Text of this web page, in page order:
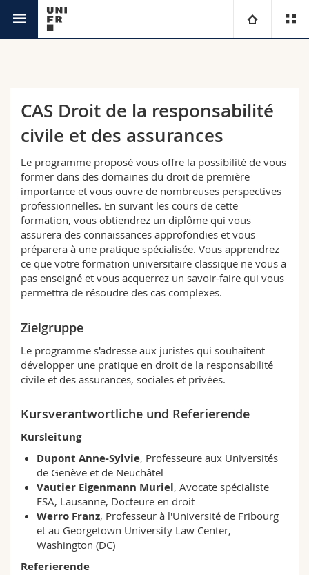
Campus
Forschung
Universität
Weiterbildung
Theologische Fak.
Rechtswissenschaftliche Fak.
Wirtschafts- und Sozialwissenschaftliche Fak.
Philosophische Fak.
Fak. für Erziehungs- und Bildungswissenschaften
Interfakultär
Informationen für
Studieninteressierte
Studierende
Medien
Forschende
Doktorierende
Ressourcen
Personenverzeichnis
Ortsplan
Bibliotheken
Webmail
Vorlesungsverzeichnis
CAS Droit de la responsabilité
civile et des assurances
Le programme proposé vous offre la possibilité de vous
former dans des domaines du droit de première
importance et vous ouvre de nombreuses perspectives
professionnelles. En suivant les cours de cette
formation, vous obtiendrez un diplôme qui vous
assurera des connaissances approfondies et vous
préparera à une pratique spécialisée. Vous apprendrez
ce que votre formation universitaire classique ne vous a
pas enseigné et vous acquerrez un savoir-faire qui vous
permettra de résoudre des cas complexes.
Zielgruppe
Le programme s'adresse aux juristes qui souhaitent
développer une pratique en droit de la responsabilité
civile et des assurances, sociales et privées.
Kursverantwortliche und Referierende
Kursleitung
Dupont Anne-Sylvie, Professeure aux Universités
de Genève et de Neuchâtel
Vautier Eigenmann Muriel, Avocate spécialiste
FSA, Lausanne, Docteure en droit
Werro Franz, Professeur à l'Université de Fribourg
et au Georgetown University Law Center,
Washington (DC)
Referierende